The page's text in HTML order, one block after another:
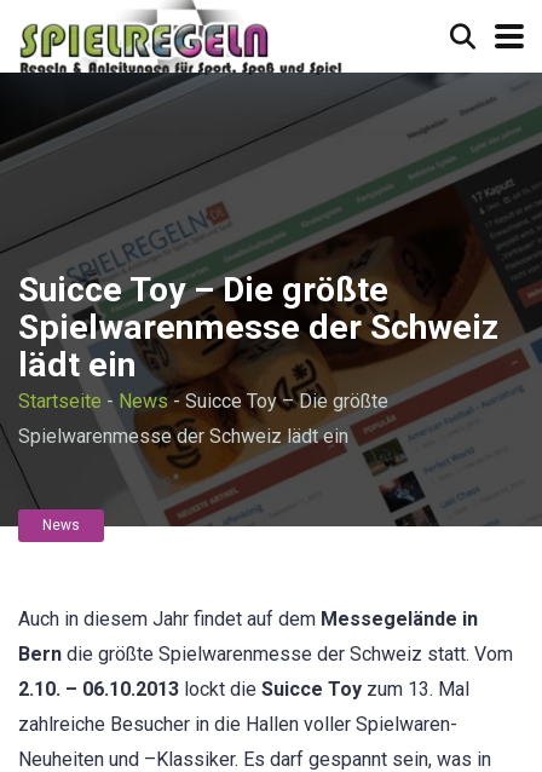
Suicce Toy – Die größte
Spielwarenmesse der Schweiz
lädt ein
Startseite - News-Suicce Toy – Die größte
Spielwarenmesse der Schweiz lädt ein
News
Auch in diesem Jahr findet auf dem Messegelände in
Bern die größte Spielwarenmesse der Schweiz statt. Vom
2.10. – 06.10.2013 lockt die Suicce Toy zum 13. Mal
zahlreiche Besucher in die Hallen voller Spielwaren-
Neuheiten und –Klassiker. Es darf gespannt sein, was in